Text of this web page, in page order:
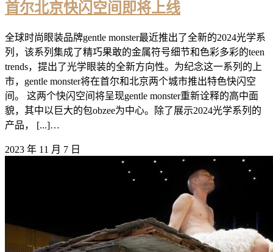
首尔北京快闪空间即将上线
全球时尚眼装品牌gentle monster最近推出了全新的2024光学系
列，该系列集成了精巧果敢的金属符号细节和色彩多彩的teen
trends，提出了光学眼装的全新方向性。为纪念这一系列的上
市，gentle monster将在首尔和北京两个城市推出特色快闪空
间。 这两个快闪空间将呈现gentle monster重新诠释的高中面
貌，其中以巨大的包obzee为中心。除了展示2024光学系列的
产品， [...]…
2023 年 11 月 7 日